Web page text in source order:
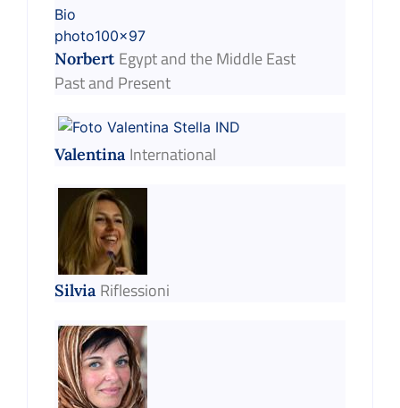
Norbert Egypt and the Middle East
Past and Present
Valentina International
Silvia Riflessioni